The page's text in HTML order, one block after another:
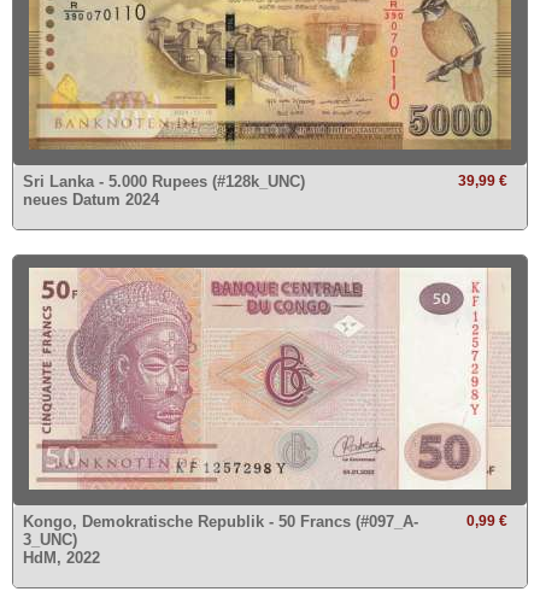
39,99 €
Sri Lanka - 5.000 Rupees (#128k_UNC)
neues Datum 2024
0,99 €
Kongo, Demokratische Republik - 50 Francs (#097_A-
3_UNC)
HdM, 2022